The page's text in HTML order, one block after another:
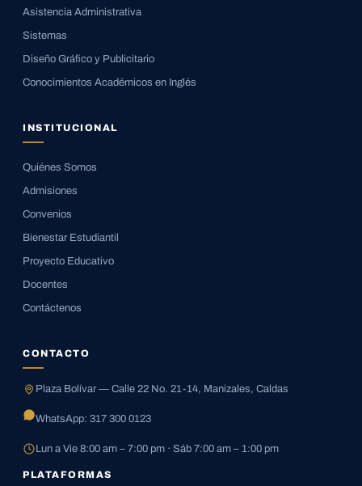
Asistencia Administrativa
Sistemas
Diseño Gráfico y Publicitario
Conocimientos Académicos en Inglés
INSTITUCIONAL
Quiénes Somos
Admisiones
Convenios
Bienestar Estudiantil
Proyecto Educativo
Docentes
Contáctenos
CONTACTO
Plaza Bolívar — Calle 22 No. 21-14, Manizales, Caldas
WhatsApp: 317 300 0123
Lun a Vie 8:00 am – 7:00 pm · Sáb 7:00 am – 1:00 pm
PLATAFORMAS